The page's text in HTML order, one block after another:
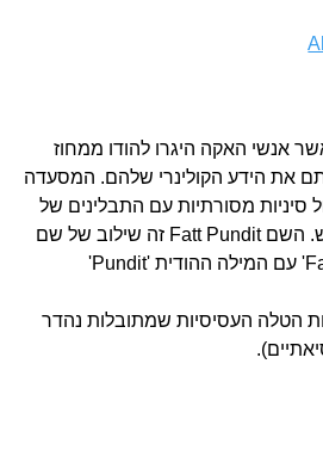
אנשי האקה היגרו להודו ממחוז
את הידע הקולינרי שלהם. המסעדה
סיניות מסורתיות עם התבלינים של
הודו וכך יוצאת משהו חדש. השם Fatt Pundit זה שילוב של שם
המשפחה הסיני הנפוץ 'Fatt' עם המילה ההודית 'Pundit'
הטלה העסיסיות שמתובלות נהדר